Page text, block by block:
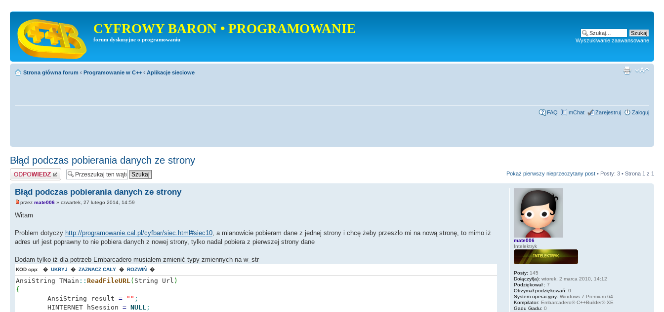
CYFROWY BARON • PROGRAMOWANIE
forum dyskusyjne o programowaniu Wyszukiwanie zaawansowane
Strona główna forum ‹ Programowanie w C++ ‹ Aplikacje sieciowe
FAQ mChat Zarejestruj Zaloguj
Błąd podczas pobierania danych ze strony
Odpowiedz Pokaż pierwszy nieprzeczytany post • Posty: 3 • Strona 1 z 1
Błąd podczas pobierania danych ze strony
przez mate006 » czwartek, 27 lutego 2014, 14:59
Witam
Problem dotyczy http://programowanie.cal.pl/cyfbar/siec.html#siec10, a mianowicie pobieram dane z jednej strony i chcę żeby przeszło mi na nową stronę, to mimo iż
adres url jest poprawny to nie pobiera danych z nowej strony, tylko nadal pobiera z pierwszej strony dane
Dodam tylko iż dla potrzeb Embarcadero musiałem zmienić typy zmiennych na w_str
KOD cpp: � UKRYJ � ZAZNACZ CAŁY � ROZWIŃ �
AnsiString TMain :: ReadFileURL( String Url )
{
AnsiString result = "" ;
HINTERNET hSession = NULL ;
mate006
Intelektryk
Posty: 145
Dołączył(a): wtorek, 2 marca 2010, 14:12
Podziękował : 7
Otrzymał podziękowań: 0
System operacyjny: Windows 7 Premium 64
Kompilator: Embarcadero® C++Builder® XE
Gadu Gadu: 0